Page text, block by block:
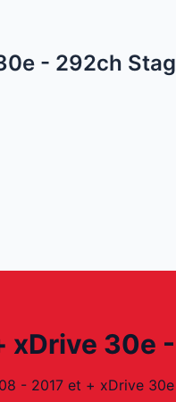
- 292ch
30e
- 2017 et + xDrive